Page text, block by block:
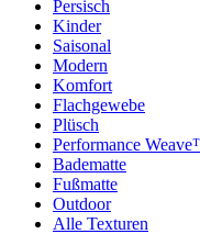
Persisch
Kinder
Saisonal
Modern
Komfort
Flachgewebe
Plüsch
Performance
Badematte
Fußmatte
Outdoor
Alle Texturen